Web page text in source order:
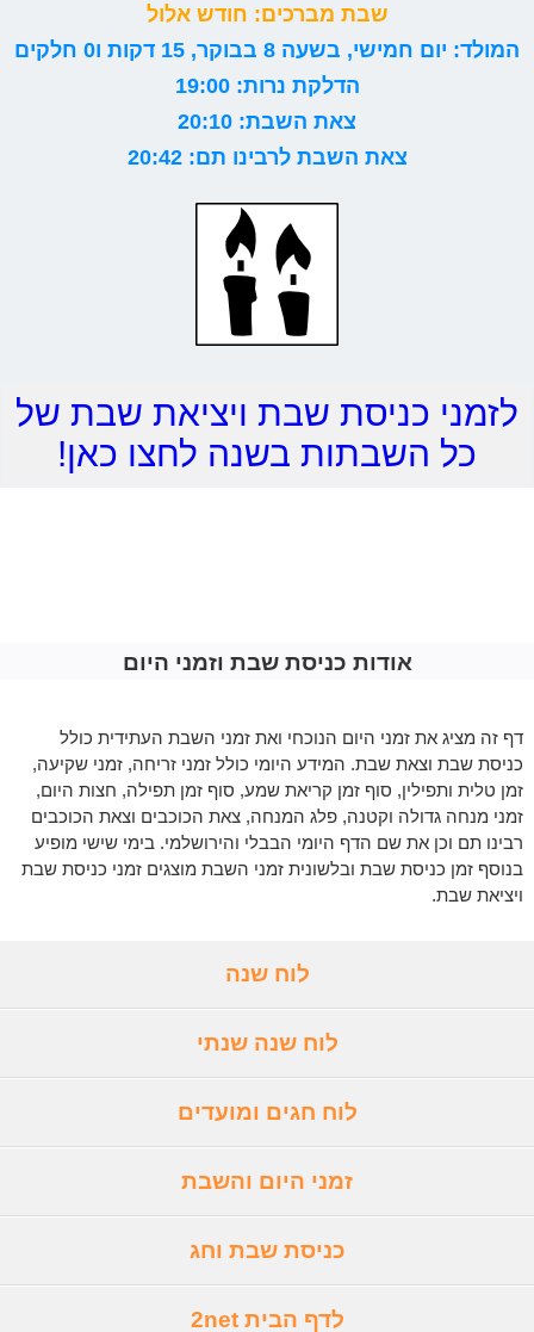
שבת מברכים: חודש אלול
המולד: יום חמישי, בשעה 8 בבוקר, 15 דקות ו0 חלקים
הדלקת נרות: 19:00
צאת השבת: 20:10
צאת השבת לרבינו תם: 20:42
לזמני כניסת שבת ויציאת שבת של
כל השבתות בשנה לחצו כאן!
אודות כניסת שבת וזמני היום
דף זה מציג את זמני היום הנוכחי ואת זמני השבת העתידית כולל
כניסת שבת וצאת שבת. המידע היומי כולל זמני זריחה, זמני שקיעה,
זמן טלית ותפילין, סוף זמן קריאת שמע, סוף זמן תפילה, חצות היום,
זמני מנחה גדולה וקטנה, פלג המנחה, צאת הכוכבים וצאת הכוכבים
רבינו תם וכן את שם הדף היומי הבבלי והירושלמי. בימי שישי מופיע
בנוסף זמן כניסת שבת ובלשונית זמני השבת מוצגים זמני כניסת שבת
ויציאת שבת.
לוח שנה
לוח שנה שנתי
לוח חגים ומועדים
זמני היום והשבת
כניסת שבת וחג
לדף הבית 2net